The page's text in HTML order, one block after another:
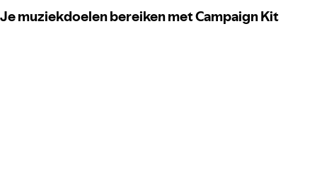
Je muziekdoelen bereiken met Campaign Kit